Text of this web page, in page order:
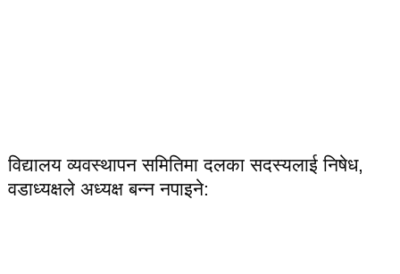
विद्यालय व्यवस्थापन समितिमा दलका सदस्यलाई निषेध,
वडाध्यक्षले अध्यक्ष बन्न नपाइने: